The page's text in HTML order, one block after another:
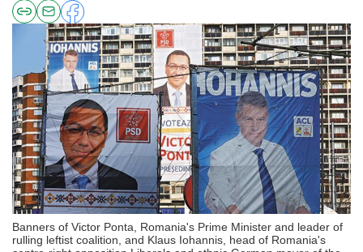
Banners of Victor Ponta, Romania's Prime Minister and leader of
rulling leftist coalition, and Klaus Iohannis, head of Romania's